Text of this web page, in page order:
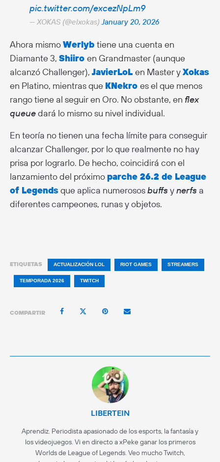
pic.twitter.com/excezNpLm9
— XOKAS (@elxokas)January 20, 2026
Ahora mismoWerlyb tiene una cuenta en
Diamante 3, Shiiro en Grandmaster (aunque
alcanzó Challenger), JavierLoL en Master yXokas
en Platino, mientras que KNekro es el que menos
rango tiene al seguir en Oro. No obstante, en flex
queuedará lo mismo su nivel individual.
En teoría no tienen una fecha límite para conseguir
alcanzar Challenger, por lo que realmente no hay
prisa por lograrlo. De hecho, coincidirá con el
lanzamiento del próximoparche 26.2 de League
of Legendsque aplica numerososbuffsynerfs a
diferentes campeones, runas y objetos.
ETIQUETAS ACTUALIZACIÓN LOL RIOT GAMES STREAMERS
TEMPORADA 2026 TWITCH
COMPARTIR
LIBERTEIN
Aprendiz. Periodista apasionado de los esports, la fantasía y
los videojuegos. Vi en directo a xPeke ganar los primeros
Worlds de League of Legends. Veo mucho Twitch,